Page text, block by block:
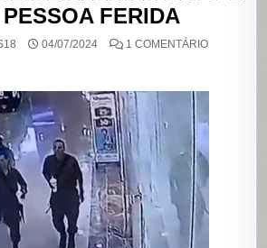
FERIDA
04/07/2024 1 COMENTÁRIOEM
UM
E
UMA
PESSOA